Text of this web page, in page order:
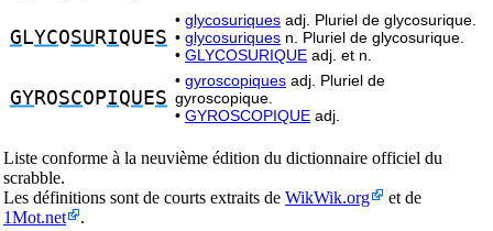
G LYCOSU RIQUES
• glycosuriques adj. Pluriel de glycosurique.
• glycosuriques n. Pluriel de glycosurique.
• GLYCOSURIQUE adj. et n.
GYROSCOPIQU ES
• gyroscopiques adj. Pluriel de
gyroscopique.
• GYROSCOPIQUE adj.
Liste conforme à la neuvième édition du dictionnaire officiel du
scrabble.
Les définitions sont de courts extraits de WikWik.org
et de
1Mot.net
.